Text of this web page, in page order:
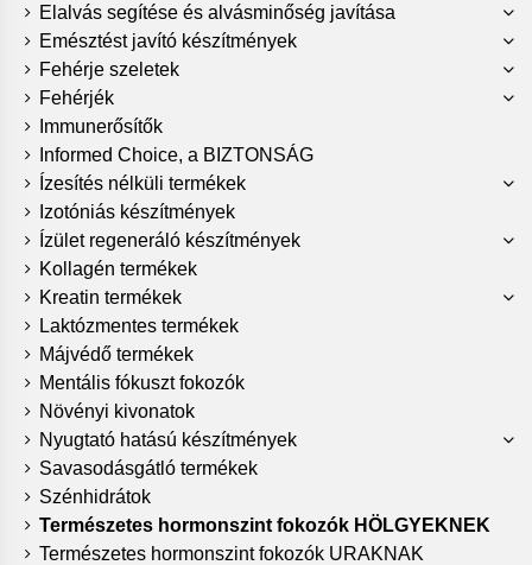
Elalvás segítése és alvásminőség javítása
Emésztést javító készítmények
Fehérje szeletek
Fehérjék
Immunerősítők
Informed Choice, a BIZTONSÁG
Ízesítés nélküli termékek
Izotóniás készítmények
Ízület regeneráló készítmények
Kollagén termékek
Kreatin termékek
Laktózmentes termékek
Májvédő termékek
Mentális fókuszt fokozók
Növényi kivonatok
Nyugtató hatású készítmények
Savasodásgátló termékek
Szénhidrátok
Természetes hormonszint fokozók HÖLGYEKNEK
Természetes hormonszint fokozók URAKNAK